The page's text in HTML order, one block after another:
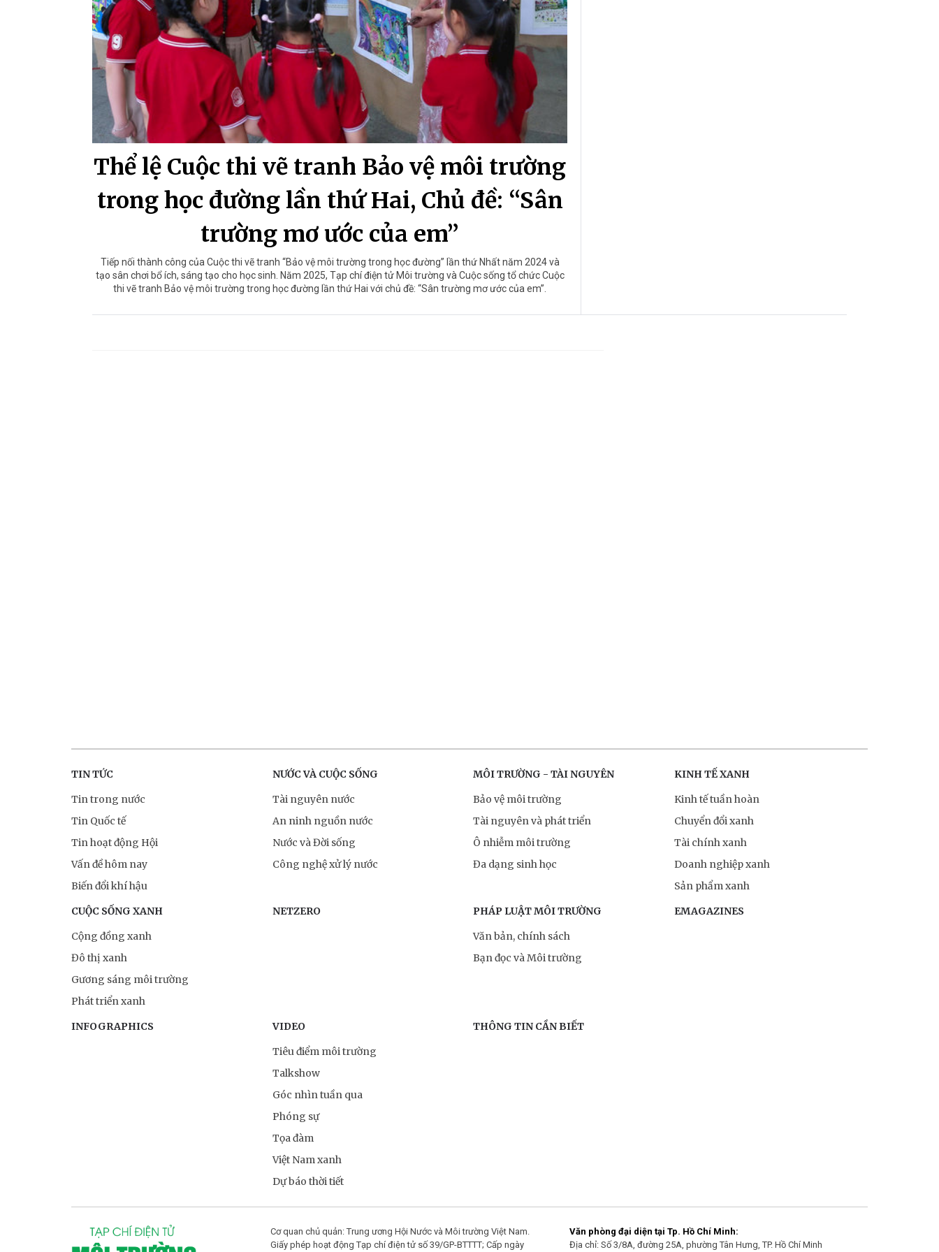
Thể lệ Cuộc thi vẽ tranh Bảo vệ môi trường
trong học đường lần thứ Hai, Chủ đề: “Sân
trường mơ ước của em”
Tiếp nối thành công của Cuộc thi vẽ tranh “Bảo vệ môi trường trong học đường” lần thứ Nhất năm 2024 và
tạo sân chơi bổ ích, sáng tạo cho học sinh. Năm 2025, Tạp chí điện tử Môi trường và Cuộc sống tổ chức Cuộc
thi vẽ tranh Bảo vệ môi trường trong học đường lần thứ Hai với chủ đề: “Sân trường mơ ước của em”.
TIN TỨC
Tin trong nước
Tin Quốc tế
Tin hoạt động Hội
Vấn đề hôm nay
Biến đổi khí hậu
NƯỚC VÀ CUỘC SỐNG
Tài nguyên nước
An ninh nguồn nước
Nước và Đời sống
Công nghệ xử lý nước
MÔI TRƯỜNG - TÀI NGUYÊN
Bảo vệ môi trường
Tài nguyên và phát triển
Ô nhiễm môi trường
Đa dạng sinh học
KINH TẾ XANH
Kinh tế tuần hoàn
Chuyển đổi xanh
Tài chính xanh
Doanh nghiệp xanh
Sản phẩm xanh
CUỘC SỐNG XANH
Cộng đồng xanh
Đô thị xanh
Gương sáng môi trường
Phát triển xanh
NETZERO
PHÁP LUẬT MÔI TRƯỜNG
Văn bản, chính sách
Bạn đọc và Môi trường
EMAGAZINES
INFOGRAPHICS
VIDEO
Tiêu điểm môi trường
Talkshow
Góc nhìn tuần qua
Phóng sự
Tọa đàm
Việt Nam xanh
Dự báo thời tiết
THÔNG TIN CẦN BIẾT
Cơ quan chủ quản: Trung ương Hội Nước và Môi trường Việt Nam.
Giấy phép hoạt động Tạp chí điện tử số 39/GP-BTTTT; Cấp ngày
Văn phòng đại diện tại Tp. Hồ Chí Minh:
Địa chỉ: Số 3/8A, đường 25A, phường Tân Hưng, TP. Hồ Chí Minh